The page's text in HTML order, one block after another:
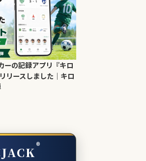
ーの記録アプリ『キロ
リースしました｜キロ
®